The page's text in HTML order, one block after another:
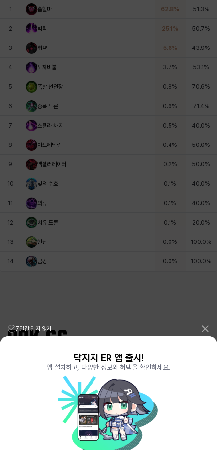
이슈트반
츠바메
코렐라인
펜리르 펠릭스 피올로 하트
헤이즈 히스이
1 흡혈마 62.8% 51.3%
2 벽력 25.1 % 50.7%
3 취약 5.6% 43.9%
4 도깨비불 3.7% 53.1 %
5 폭발 선인장 0.8% 70.6%
6 증폭 드론 0.6% 71.4%
7 스텔라 차지 0.5% 40.0%
8 아드레날린 0.4% 50.0%
9 액셀러레이터 0.2% 50.0%
10 빛의 수호 0.1 % 40.0%
11 와류 0.1 % 40.0%
12 치유 드론 0.1 % 20.0%
13 헌신 0.0% 100.0%
14 금강 0.0% 100.0%
리그오브레전드 전적검색 포로지지PORO.GG
전략적팀전투 TFT 전적검색 롤체지지 LOLCHESS.GG
메이플스토리 종합통계MAPLE.GG
VALORANT.DAK.GG
배틀그라운드 전적검색PUBG.DAK.GG
이터널 리턴 전적검색ER.DAK.GG
GENSHIN.DAK.GG
DEADLOCK.DAK.GG
7일간 열지 않기
닥지지 ER 앱 출시!
앱 설치하고, 다양한 정보와 혜택을 확인하세요.